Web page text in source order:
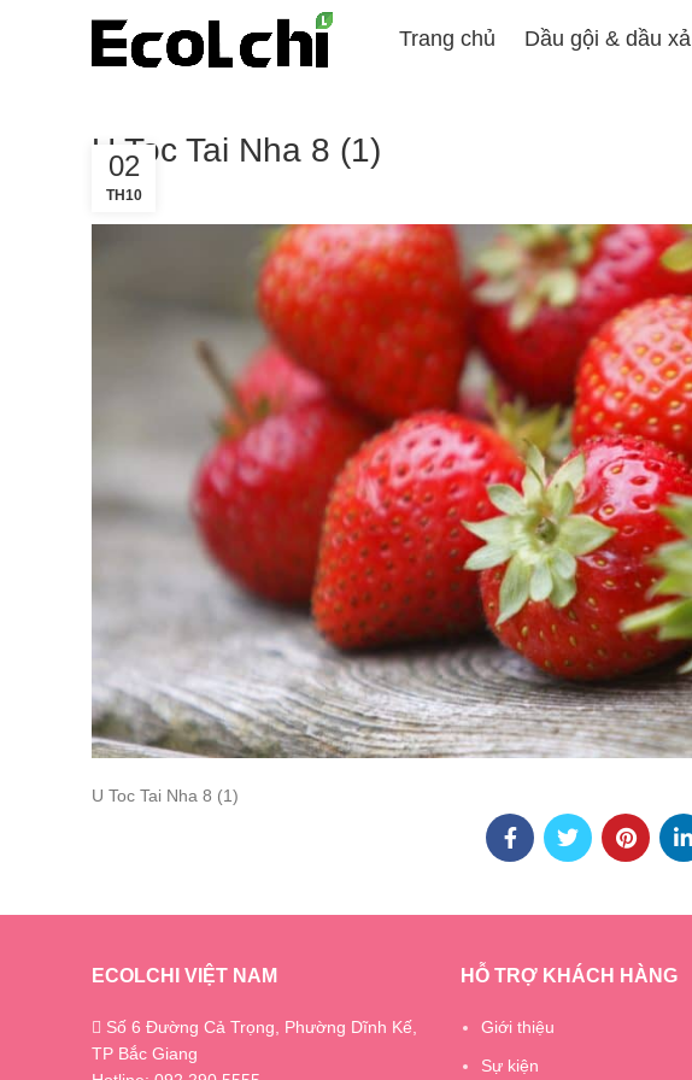
Trang chủ Dầu gội & dầu xả
U Toc Tai Nha 8 (1)
02
TH10
U Toc Tai Nha 8 (1)
ECOLCHI VIỆT NAM
Số 6 Đường Cả Trọng, Phường Dĩnh Kế,
TP Bắc Giang
HỖ TRỢ KHÁCH HÀNG
Giới thiệu
Sự kiện